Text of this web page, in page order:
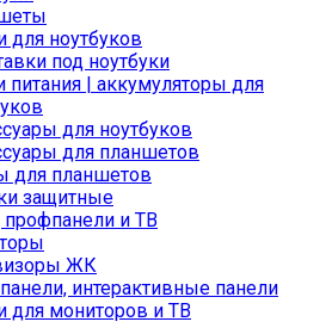
для ноутбуков
под ноутбуки
питания | аккумуляторы для
для ноутбуков
для планшетов
для планшетов
защитные
и ТВ
ЖК
интерактивные панели
для мониторов и ТВ